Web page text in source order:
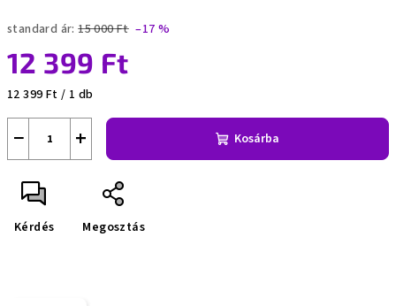
standard ár: 15 000 Ft –17 %
12 399 Ft
Egységár:
12 399 Ft / 1 db
+
− Kosárba
Kérdés Megosztás